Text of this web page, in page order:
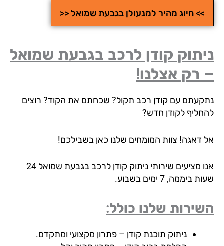
>> חיוג מהיר למנעולן בגבעת שמואל <<
קודן לרכב בגבעת שמואל
רק אצלנו!
עם קודן רכב תקול? שכחתם את הקוד? רוצים
לקודן חדש?
דאגה! צוות המומחים שלנו כאן בשבילכם!
אנו מציעים שירותי ניתוק קודן לרכב בגבעת שמואל 24
ביממה, 7 ימים בשבוע.
שלנו כולל:
ניתוק תוכנת קודן – פתרון מקצועי ומתקדם.